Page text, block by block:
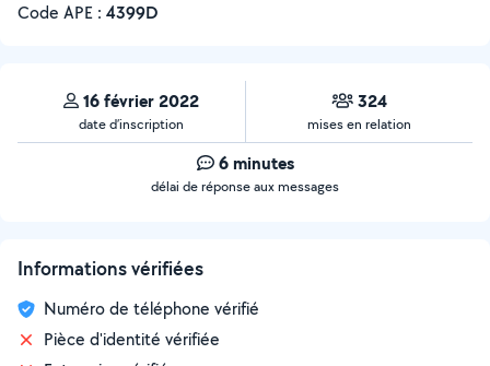
Code APE : 4399D
16 février 2022
date d’inscription
324
mises en relation
6 minutes
délai de réponse aux messages
Informations vérifiées
Numéro de téléphone vérifié
Pièce d'identité vérifiée